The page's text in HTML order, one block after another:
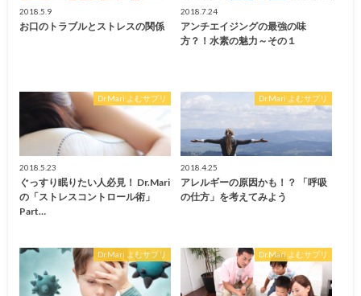
2018.5.9
お口のトラブルとストレスの関係
2018.7.24
アンチエイジングの最強の味
方？！水素の魅力～その１
Dr.Mari よむサプリ
2018.5.23
ぐっすり眠りたい人必見！ Dr.Mari
の「ストレスコントロール術」
Part…
Dr.Mari よむサプリ
2018.4.25
アレルギーの原因かも！？ 「呼吸
の仕方」を考えてみよう
Dr.Mari よむサプリ Dr.Mari よむサプリ